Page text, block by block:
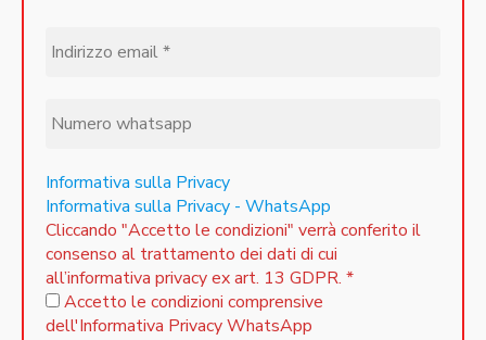
Informativa sulla Privacy
Informativa sulla Privacy - WhatsApp
Cliccando "Accetto le condizioni" verrà conferito il
consenso al trattamento dei dati di cui
all’informativa privacy ex art. 13 GDPR. *
Accetto le condizioni comprensive
dell'Informativa Privacy WhatsApp